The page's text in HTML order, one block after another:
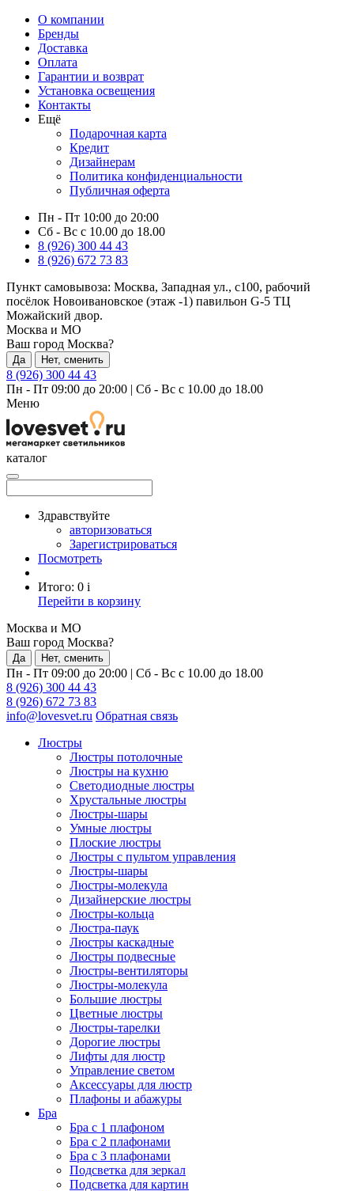
О компании
Бренды
Доставка
Оплата
Гарантии и возврат
Установка освещения
Контакты
Ещё
Подарочная карта
Кредит
Дизайнерам
Политика конфиденциальности
Публичная оферта
Пн - Пт 10:00 до 20:00
Сб - Вс с 10.00 до 18.00
8 (926) 300 44 43
8 (926) 672 73 83
Пункт самовывоза: Москва, Западная ул., с100, рабочий
посёлок Новоивановское (этаж -1) павильон G-5 ТЦ
Можайский двор.
Москва и МО
Ваш город Москва?
Да Нет, сменить
8 (926) 300 44 43
Пн - Пт 09:00 до 20:00 | Сб - Вс с 10.00 до 18.00
Меню
каталог
Здравствуйте
авторизоваться
Зарегистрироваться
Посмотреть
Итого: 0 i
Перейти в корзину
Москва и МО
Ваш город Москва?
Да Нет, сменить
Пн - Пт 09:00 до 20:00 | Сб - Вс с 10.00 до 18.00
8 (926) 300 44 43
8 (926) 672 73 83
info@lovesvet.ru Обратная связь
Люстры
Люстры потолочные
Люстры на кухню
Светодиодные люстры
Хрустальные люстры
Люстры-шары
Умные люстры
Плоские люстры
Люстры с пультом управления
Люстры-шары
Люстры-молекула
Дизайнерские люстры
Люстры-кольца
Люстра-паук
Люстры каскадные
Люстры подвесные
Люстры-вентиляторы
Люстры-молекула
Большие люстры
Цветные люстры
Люстры-тарелки
Дорогие люстры
Лифты для люстр
Управление светом
Аксессуары для люстр
Плафоны и абажуры
Бра
Бра с 1 плафоном
Бра с 2 плафонами
Бра с 3 плафонами
Подсветка для зеркал
Подсветка для картин